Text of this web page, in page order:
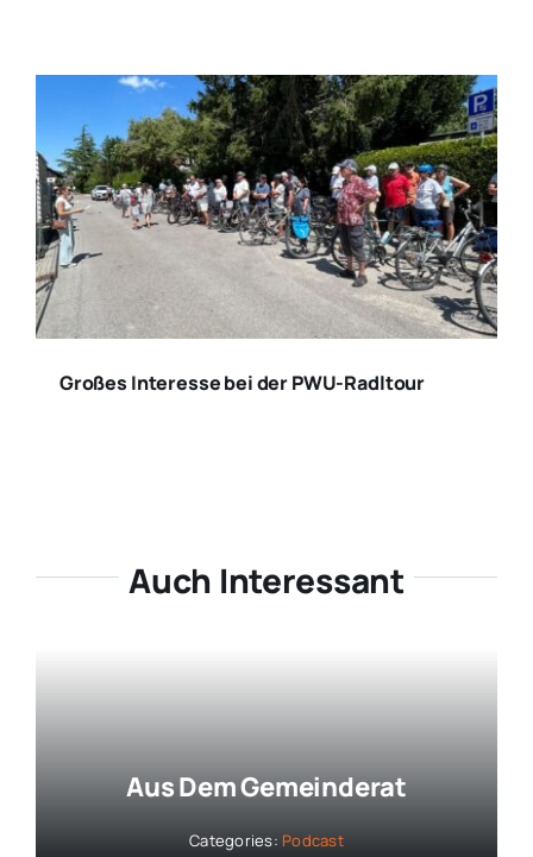
Großes Interesse bei der PWU-Radltour
Auch Interessant
Aus Dem Gemeinderat
Categories:Podcast